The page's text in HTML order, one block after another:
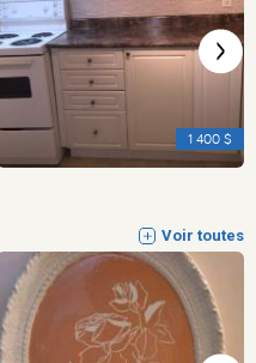
1 400 $
Voir toutes